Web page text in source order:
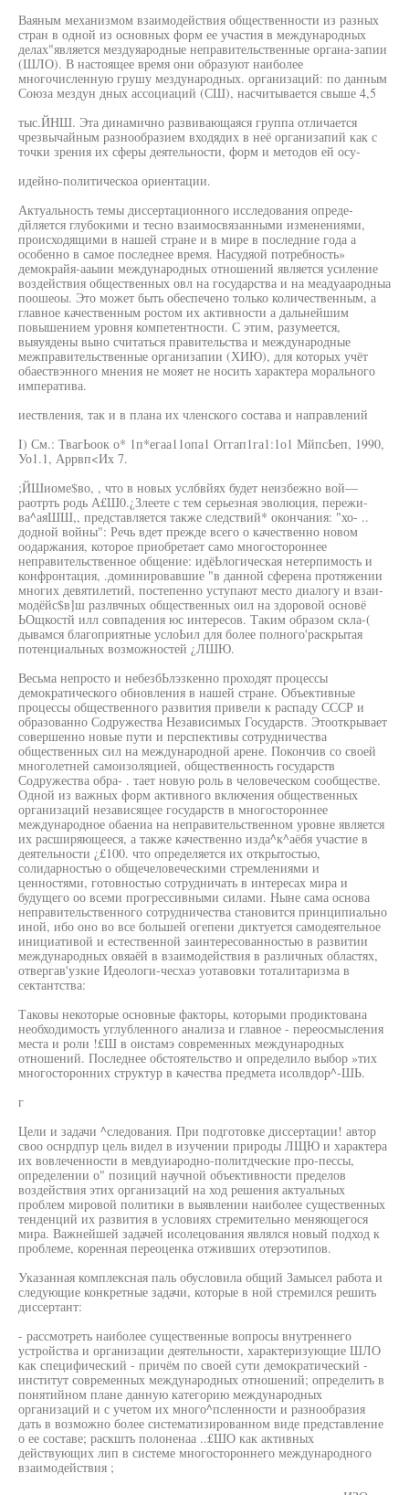
Ваяным механизмом взаимодействия общественности из разных
стран в одной из основных форм ее участия в международных
делах"является мездуяародные неправительственные органа-запии
(ШЛО). В настоящее время они образуют наиболее
многочисленную грушу мездународных. организаций: по данным
Союза мездун дных ассоциаций (СШ), насчитывается свыше 4,5
тыс.ЙНШ. Эта динамично развивающаяся группа отличается
чрезвычайным разнообразием входядих в неё организапий как с
точки зрения их сферы деятельности, форм и методов ей осу-
идейно-политическоа ориентации.
Актуальность темы диссертационного исследования опреде-
дйляется глубокими и тесно взаимосвязанными изменениями,
происходящими в нашей стране и в мире в последние года а
особенно в самое последнее время. Насудяой потребность»
демокрайя-ааыии международных отношений является усиление
воздействия общественных овл на государства и на меадуаародныа
поошеоы. Это может быть обеспечено только количественным, а
главное качественным ростом их активности а дальнейшим
повышением уровня компетентности. С этим, разумеется,
выяуядены выно считаться правительства и международные
межправительственные организапии (ХИЮ), для которых учёт
обаествэнного мнения не мояет не носить характера морального
императива.
иествления, так и в плана их членского состава и направлений
I) См.: ТвагЬоок о* 1п*егаа11опа1 Оггап1га1:1о1 МйпсЬеп, 1990,
Уо1.1, Аррвп<Их 7.
;ЙШиоме$во, , что в новых услбвйях будет неизбежно вой—
раотрть родь А£Ш0.¿Злеете с тем серьезная эволюция, пережи-
ва^аяШШ,, представляется также следствий* окончания: "хо- ..
додной войны": Речь вдет прежде всего о качественно новом
оодаржания, которое приобретает само многостороннее
неправительственное общение: идёЬлогическая нетерпимость и
конфронтация, .доминировавшие "в данной сферена протяжении
многих девятилетий, постепенно уступают место диалогу и взаи-
модёйс$в]ш разлвчных общественных оил на здоровой основё
ЬОщкостй илл совпадения юс интересов. Таким образом скла-(
дывамся благоприятные услоЬил для более полного'раскрытая
потенциальных возможностей ¿ЛШЮ.
Весьма непросто и небезбЬлэзкенно проходят процессы
демократического обновления в нашей стране. Объективные
процессы общественного развития привели к распаду СССР и
образованно Содружества Независимых Государств. Этооткрывает
совершенно новые пути и перспективы сотрудничества
общественных сил на международной арене. Покончив со своей
многолетней самоизоляцией, общественность государств
Содружества обра- . тает новую роль в человеческом сообществе.
Одной из важных форм активного включения общественных
организаций независящее государств в многостороннее
международное обаениа на неправительственном уровне является
их расширяющееся, а также качественно изда^к^аёбя участие в
деятельности ¿£100. что определяется их открытостью,
солидарностью о общечеловеческими стремлениями и
ценностями, готовностью сотрудничать в интересах мира и
будущего оо всеми прогрессивными силами. Ныне сама основа
неправительственного сотрудничества становится принципиально
иной, ибо оно во все большей огепени диктуется самодеятельное
инициативой и естественной заинтересованностью в развитии
международных овяаёй в взаимодействия в различных областях,
отвергав'узкие Идеологи-чесхаэ уотавовки тоталитаризма в
сектантства:
Таковы некоторые основные факторы, которыми продиктована
необходимость углубленного анализа и главное - переосмысления
места и роли !£Ш в оистамэ современных международных
отношений. Последнее обстоятельство и определило выбор »тих
многосторонних структур в качества предмета исолвдор^-ШЬ.
г
Цели и задачи ^следования. При подготовке диссертации! автор
своо оснрдпур цель видел в изучении природы ЛЩЮ и характера
их вовлеченности в мевдуиародно-политдческие про-пессы,
определении о" позиций научной объективности пределов
воздействия этих организаций на ход решения актуальных
проблем мировой политики в выявлении наиболее существенных
тенденций их развития в условиях стремительно меняющегося
мира. Важнейшей задачей исолецования являлся новый подход к
проблеме, коренная переоценка отживших отерэотипов.
Указанная комплексная паль обусловила общий Замысел работа и
следующие конкретные задачи, которые в ной стремился решить
диссертант:
- рассмотреть наиболее существенные вопросы внутреннего
устройства и организации деятельности, характеризующие ШЛО
как специфический - причём по своей сути демократический -
институт современных международных отношений; определить в
понятийном плане данную категорию международных
организаций и с учетом их много^псленности и разнообразия
дать в возможно более систематизированном виде представление
о ее составе; раскшть полоненаа ..£ШО как активных
действующих лип в системе многостороннего международного
взаимодействия ;